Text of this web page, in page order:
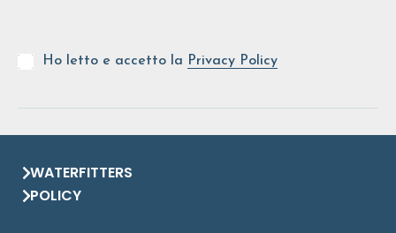
Ho letto e accetto la Privacy Policy
WATERFITTERS
POLICY